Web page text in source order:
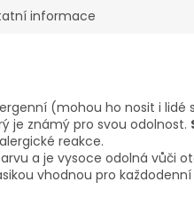
informace
(mohou ho nosit i lidé
je známý pro svou odolnost.
reakce.
a je vysoce odolná vůči
vhodnou pro